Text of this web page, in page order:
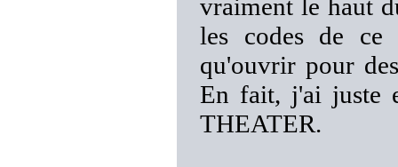
vraiment le haut
les codes de ce
qu'ouvrir pour
En fait, j'ai juste
THEATER.